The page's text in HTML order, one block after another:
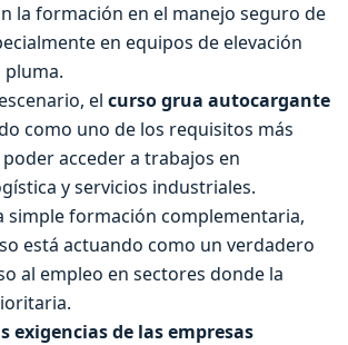
la formación en el manejo seguro de
en equipos de elevación
pluma.
el curso grua autocargante
como uno de los requisitos más
acceder a trabajos en
y servicios industriales.
simple formación complementaria,
está actuando como un verdadero
al empleo en sectores donde la
exigencias de las empresas